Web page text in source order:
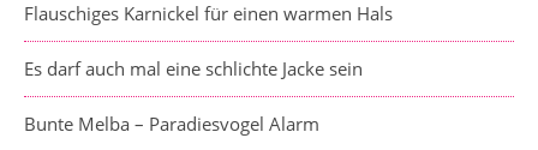
Flauschiges Karnickel für einen warmen Hals
Es darf auch mal eine schlichte Jacke sein
Bunte Melba – Paradiesvogel Alarm